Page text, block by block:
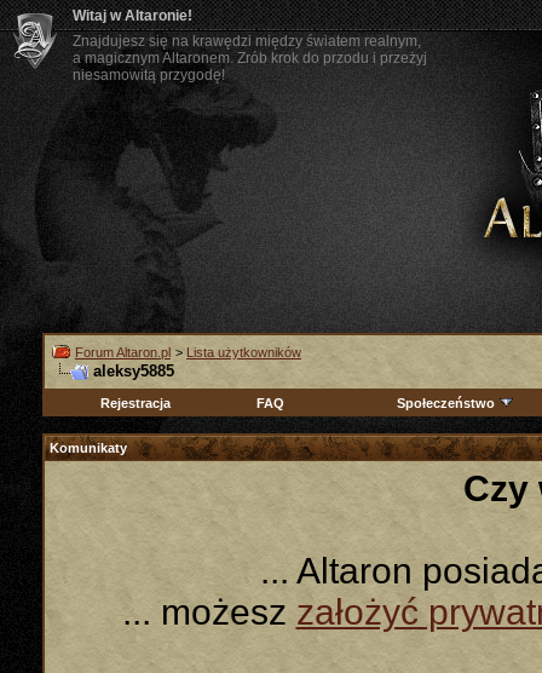
Witaj w Altaronie!
Znajdujesz się na krawędzi między światem realnym,
a magicznym Altaronem. Zrób krok do przodu i przeżyj
niesamowitą przygodę!
Forum Altaron.pl > Lista użytkowników
aleksy5885
Rejestracja FAQ Społeczeństwo
Komunikaty
Czy
... Altaron
... możeszzałożyć